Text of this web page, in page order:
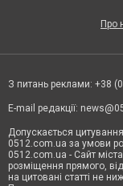
Про
З питань реклами: +38
E-mail редакції:
Допускається
0512.com.ua за умови
0512.com.ua - Сайт
розміщення прямого,
на цитовані статті не